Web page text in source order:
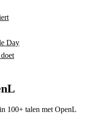
Day
100+ talen met OpenL